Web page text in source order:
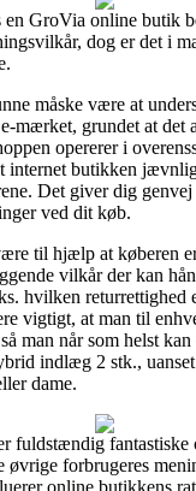
GroVia online butik
dog er det i
måske være at
mærket, grundet at det
opererer i
internet butikken
Det giver dig genvej
ved dit køb.
til hjælp at køberen
vilkår der kan
hvilken returrettighed
vigtigt, at man til
man når som helst
indlæg 2 stk., uanset
dame.
fuldstændig fantastiske
forbrugeres
online butikkens